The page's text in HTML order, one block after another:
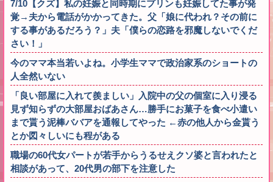
7/10【クズ】私の妊娠と同時期にプリンも妊娠してた事が発
覚→夫から電話がかかってきた。父「娘に代われ？その前に
する事があるだろう？」夫「僕らの恋路を邪魔しないでくだ
さい！」
今のママ本当若いよね。小学生ママで政治家系のショートの
人全然いない
「良い部屋に入れて羨ましい」入院中の父の個室に入り浸る
見ず知らずの大部屋おばあさん…勝手にお菓子を食べ小遣い
まで貰う泥棒ババアを通報してやった ←赤の他人から金貰う
とか図々しいにも程がある
職場の60代女パートが若手からうるせえクソ婆と言われたと
相談があって、20代男の部下を注意した